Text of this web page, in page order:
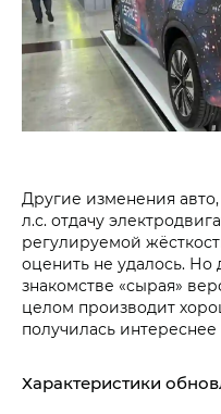
Другие изменения
л.с. отдачу
регулируемой
оценить не удалось. Но
знакомстве «сырая»
целом производит
получилась
Характеристики